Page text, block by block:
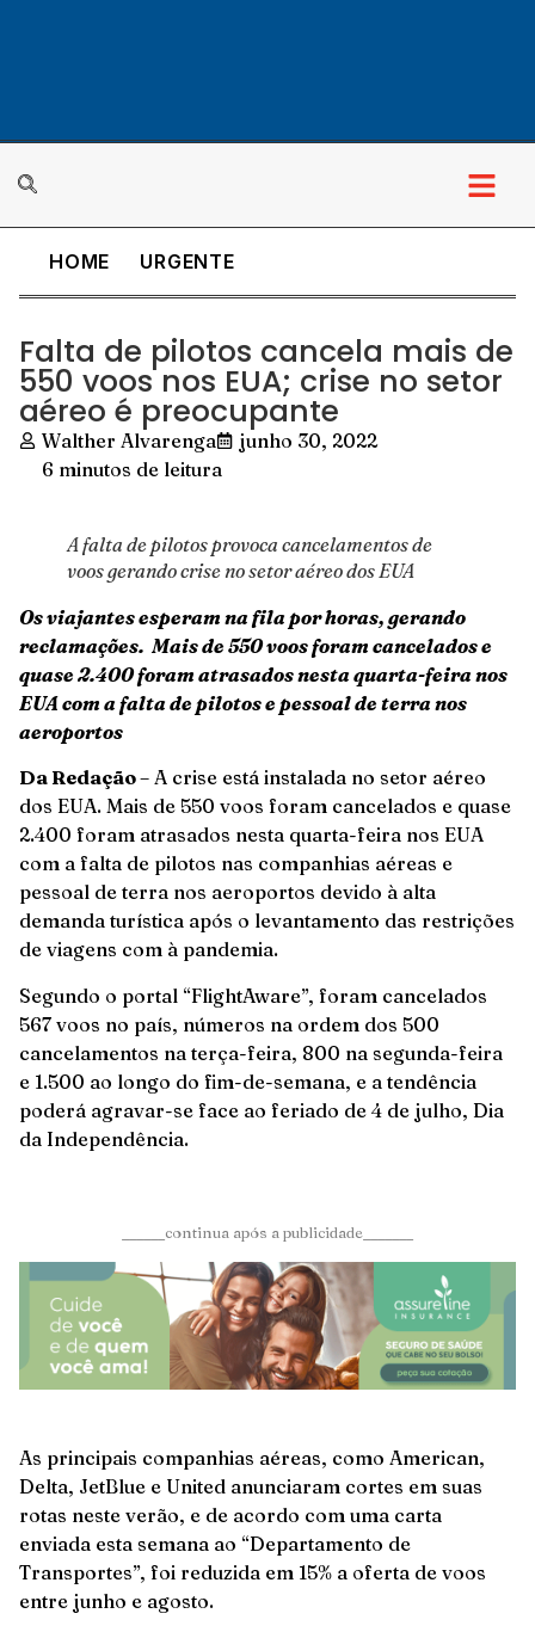
HOME URGENTE
Falta de pilotos cancela mais de
550 voos nos EUA; crise no setor
aéreo é preocupante
Walther Alvarenga
junho 30, 2022
6 minutos de leitura
A falta de pilotos provoca cancelamentos de
voos gerando crise no setor aéreo dos EUA
Os viajantes esperam na fila por horas, gerando
reclamações. Mais de 550 voos foram cancelados e
quase 2.400 foram atrasados ​​nesta quarta-feira nos
EUA com a falta de pilotos e pessoal de terra nos
aeroportos
Da Redação– A crise está instalada no setor aéreo
dos EUA. Mais de 550 voos foram cancelados e quase
2.400 foram atrasados ​​nesta quarta-feira nos EUA
com a falta de pilotos nas companhias aéreas e
pessoal de terra nos aeroportos devido à alta
demanda turística após o levantamento das restrições
de viagens com à pandemia.
Segundo o portal “FlightAware”, foram cancelados
567 voos no país, números na ordem dos 500
cancelamentos na terça-feira, 800 na segunda-feira
e 1.500 ao longo do fim-de-semana, e a tendência
poderá agravar-se face ao feriado de 4 de julho, Dia
da Independência.
______continua após a publicidade_______
As principais companhias aéreas, como American,
Delta, JetBlue e United anunciaram cortes em suas
rotas neste verão, e de acordo com uma carta
enviada esta semana ao “Departamento de
Transportes”, foi reduzida em 15% a oferta de voos
entre junho e agosto.